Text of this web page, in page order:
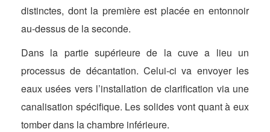
distinctes, dont la première est placée en entonnoir
au-dessus de la seconde.
Dans la partie supérieure de la cuve a lieu un
processus de décantation. Celui-ci va envoyer les
eaux usées vers l’installation de clarification via une
canalisation spécifique. Les solides vont quant à eux
tomber dans la chambre inférieure.